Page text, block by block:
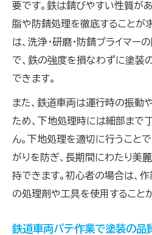
要です。鉄は錆びやすい性質が
脂や防錆処理を徹底することが
は、洗浄・研磨・防錆プライマー
で、鉄の強度を損なわずに塗装
できます。
また、鉄道車両は運行時の振動
ため、下地処理時には細部まで
ん。下地処理を適切に行うこと
がりを防ぎ、長期間にわたり美
持できます。初心者の場合は、
の処理剤や工具を使用すること
鉄道車両パテ作業で塗装の品